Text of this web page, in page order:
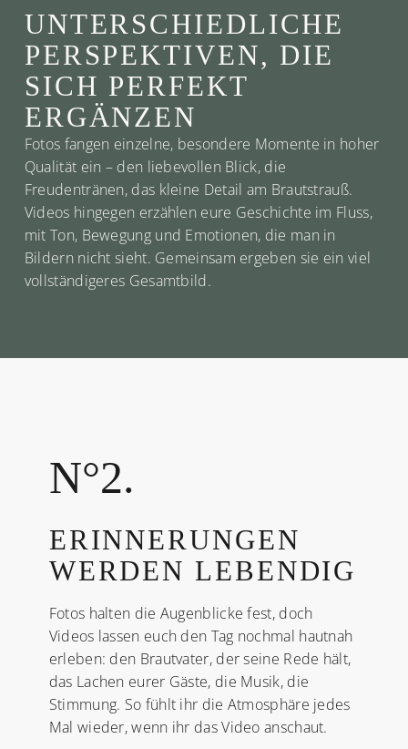
UNTERSCHIEDLICHE
PERSPEKTIVEN, DIE
SICH PERFEKT
ERGÄNZEN
Fotos fangen einzelne, besondere Momente in hoher
Qualität ein – den liebevollen Blick, die
Freudentränen, das kleine Detail am Brautstrauß.
Videos hingegen erzählen eure Geschichte im Fluss,
mit Ton, Bewegung und Emotionen, die man in
Bildern nicht sieht. Gemeinsam ergeben sie ein viel
vollständigeres Gesamtbild.
N°2.
ERINNERUNGEN
WERDEN LEBENDIG
Fotos halten die Augenblicke fest, doch
Videos lassen euch den Tag nochmal hautnah
erleben: den Brautvater, der seine Rede hält,
das Lachen eurer Gäste, die Musik, die
Stimmung. So fühlt ihr die Atmosphäre jedes
Mal wieder, wenn ihr das Video anschaut.